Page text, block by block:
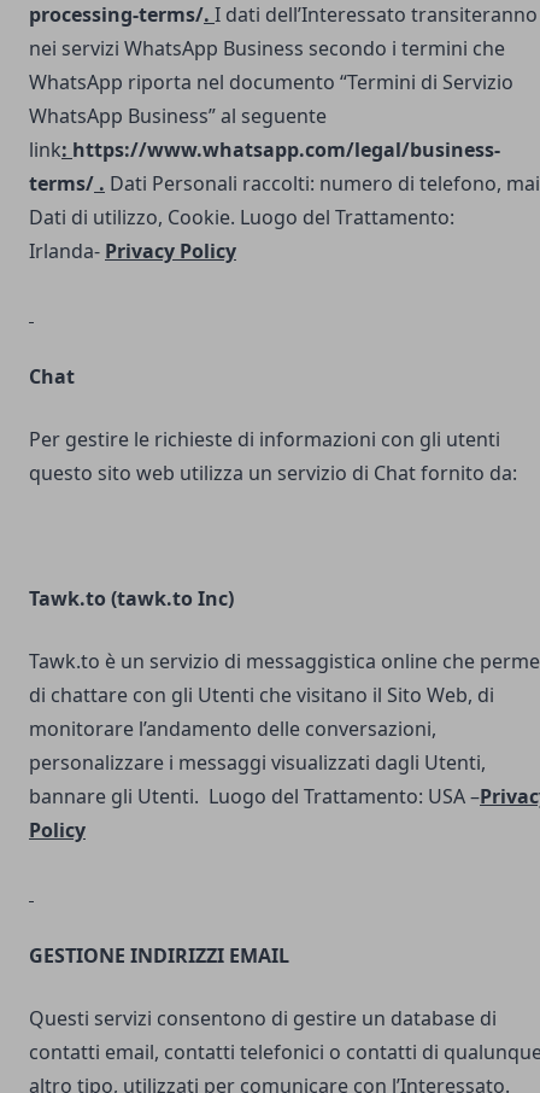
processing-terms/. I dati dell’Interessato transiteranno
nei servizi WhatsApp Business secondo i termini che
WhatsApp riporta nel documento “Termini di Servizio
WhatsApp Business” al seguente
link: https://www.whatsapp.com/legal/business-
terms/ . Dati Personali raccolti: numero di telefono,
Dati di utilizzo, Cookie. Luogo del Trattamento:
Irlanda- Privacy Policy
Chat
Per gestire le richieste di informazioni con gli utenti
questo sito web utilizza un servizio di Chat fornito da:
Tawk.to (tawk.to Inc)
Tawk.to è un servizio di messaggistica online che
di chattare con gli Utenti che visitano il Sito Web, di
monitorare l’andamento delle conversazioni,
personalizzare i messaggi visualizzati dagli Utenti,
bannare gli Utenti. Luogo del Trattamento: USA –
Policy
GESTIONE INDIRIZZI EMAIL
Questi servizi consentono di gestire un database di
contatti email, contatti telefonici o contatti di
altro tipo, utilizzati per comunicare con l’Interessato.